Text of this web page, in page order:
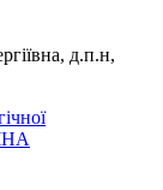
д.п.н,